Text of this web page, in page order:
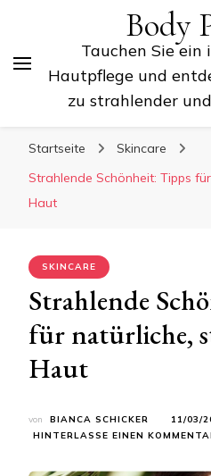
Body
Tauchen Sie
Hautpflege und
zu strahlender
Startseite
Skincare
Strahlende Schönheit: Tipps
Haut
SKINCARE
Strahlende
für natürliche,
Haut
von BIANCA SCHICKER
11/03/
HINTERLASSE EINEN